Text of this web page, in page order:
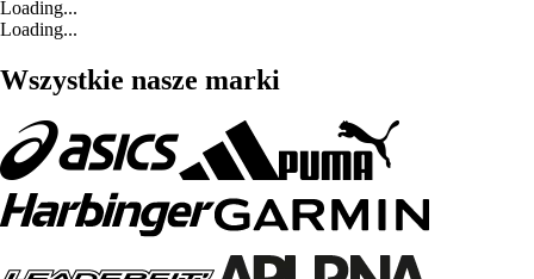
Loading...
Loading...
Wszystkie nasze marki